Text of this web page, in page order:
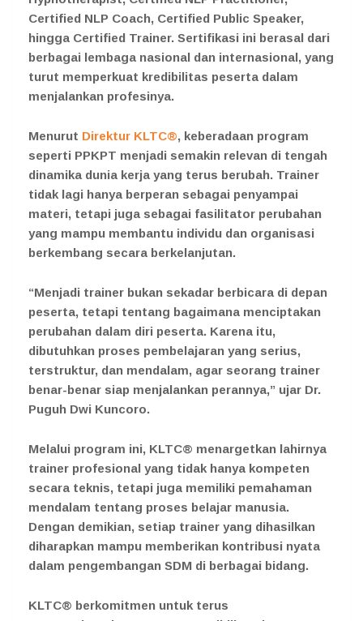
Certified NLP Coach, Certified Public Speaker,
hingga Certified Trainer. Sertifikasi ini berasal dari
berbagai lembaga nasional dan internasional, yang
turut memperkuat kredibilitas peserta dalam
menjalankan profesinya.
Menurut Direktur KLTC®, keberadaan program
seperti PPKPT menjadi semakin relevan di tengah
dinamika dunia kerja yang terus berubah. Trainer
tidak lagi hanya berperan sebagai penyampai
materi, tetapi juga sebagai fasilitator perubahan
yang mampu membantu individu dan organisasi
berkembang secara berkelanjutan.
“Menjadi trainer bukan sekadar berbicara di depan
peserta, tetapi tentang bagaimana menciptakan
perubahan dalam diri peserta. Karena itu,
dibutuhkan proses pembelajaran yang serius,
terstruktur, dan mendalam, agar seorang trainer
benar-benar siap menjalankan perannya,” ujar Dr.
Puguh Dwi Kuncoro.
Melalui program ini, KLTC® menargetkan lahirnya
trainer profesional yang tidak hanya kompeten
secara teknis, tetapi juga memiliki pemahaman
mendalam tentang proses belajar manusia.
Dengan demikian, setiap trainer yang dihasilkan
diharapkan mampu memberikan kontribusi nyata
dalam pengembangan SDM di berbagai bidang.
KLTC® berkomitmen untuk terus